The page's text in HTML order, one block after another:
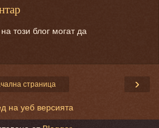
този блог могат да
›
страница
на уеб версията